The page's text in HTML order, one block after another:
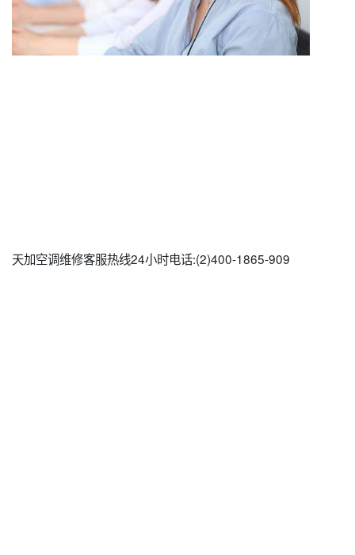
天加空调维修客服热线24小时电话:(2)400-1865-909